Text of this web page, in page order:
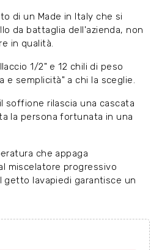
di un Made in Italy che si
da battaglia dell'azienda, non
in qualità.
1/2" e 12 chili di peso
e semplicità" a chi la sceglie.
soffione rilascia una cascata
la persona fortunata in una
che appaga
miscelatore progressivo
lavapiedi garantisce un